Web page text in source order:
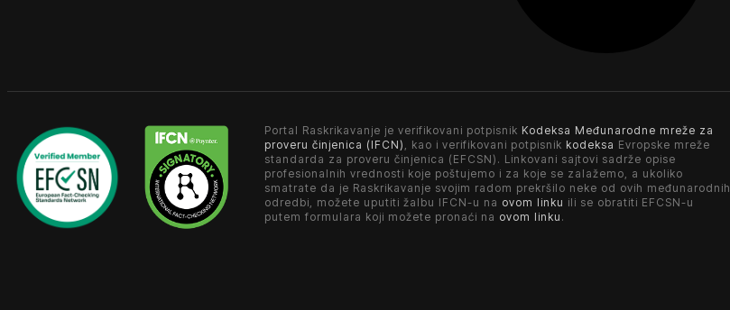
Portal Raskrikavanje je verifikovani potpisnik Kodeksa Međunarodne mreže za
proveru činjenica (IFCN) , kao i verifikovani potpisnik kodeksa Evropske mreže
standarda za proveru činjenica (EFCSN). Linkovani sajtovi sadrže opise
profesionalnih vrednosti koje poštujemo i za koje se zalažemo, a ukoliko
smatrate da je Raskrikavanje svojim radom prekršilo neke od ovih međunarodnih
odredbi, možete uputiti žalbu IFCN-u na ovom linku ili se obratiti EFCSN-u
putem formulara koji možete pronaći na ovom linku .